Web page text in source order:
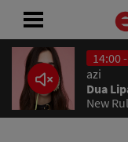
14:00
azi
Dua
New
ACASĂ
ȘTIRI